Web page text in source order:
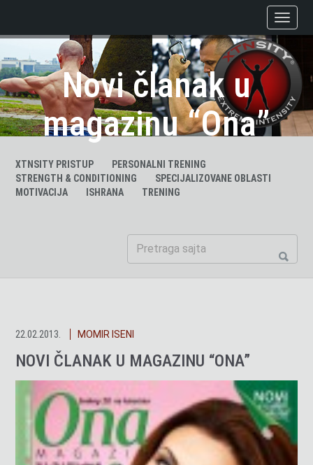
Novi članak u
magazinu “Ona”
XTNSITY PRISTUP
PERSONALNI TRENING
STRENGTH & CONDITIONING
SPECIJALIZOVANE OBLASTI
MOTIVACIJA
ISHRANA TRENING
22.02.2013. MOMIR ISENI
NOVI ČLANAK U MAGAZINU “ONA”